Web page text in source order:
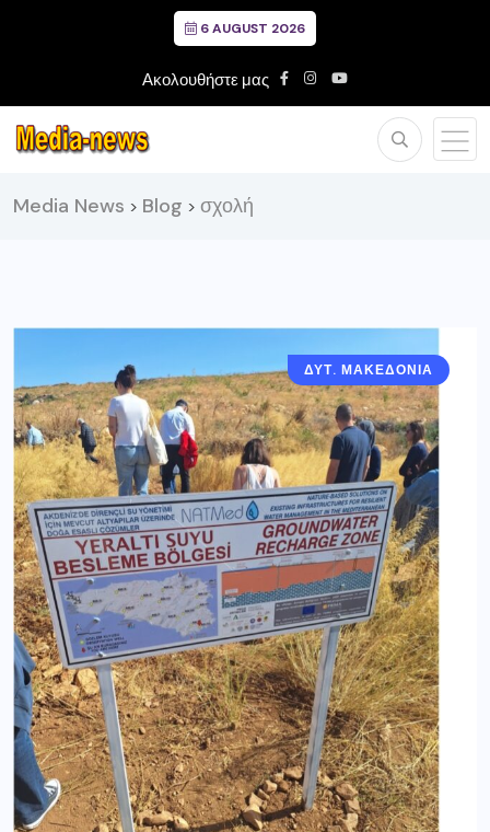
6 AUGUST 2026
Ακολουθήστε μας
Media News > Blog > σχολή
ΔΥΤ. ΜΑΚΕΔΟΝΙΑ